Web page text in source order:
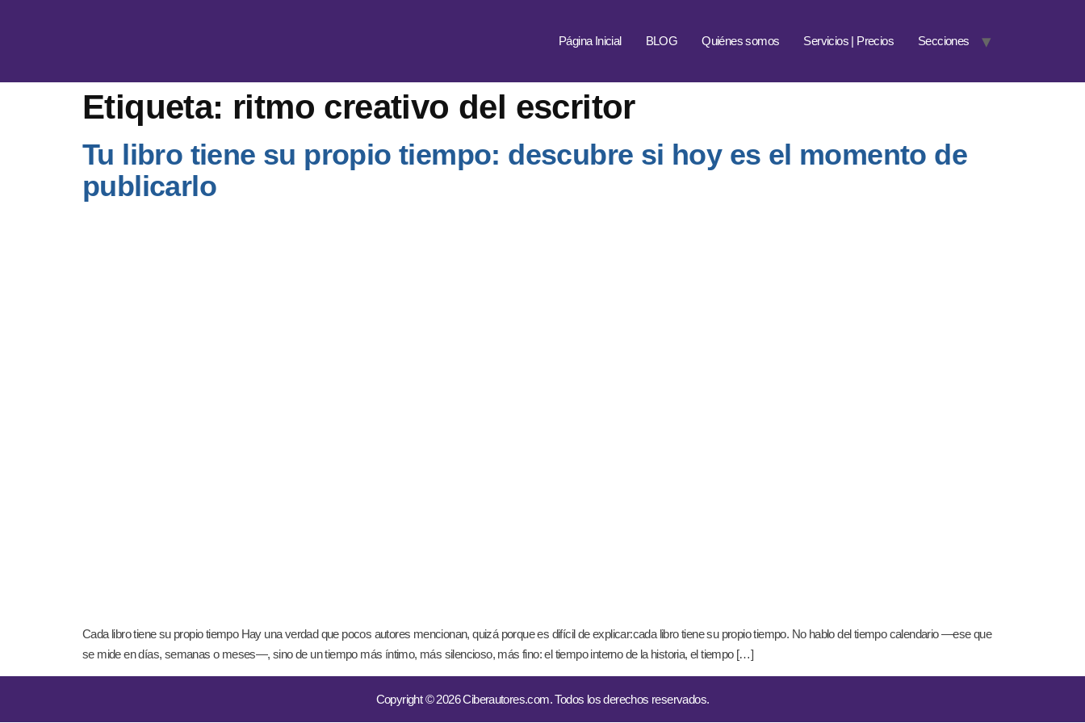
Página Inicial BLOG Quiénes somos Servicios | Precios Secciones
Etiqueta: ritmo creativo del escritor
Tu libro tiene su propio tiempo: descubre si hoy es el momento de
publicarlo
Cada libro tiene su propio tiempo Hay una verdad que pocos autores mencionan, quizá porque es difícil de explicar:cada libro tiene su propio tiempo. No hablo del tiempo calendario —ese que
se mide en días, semanas o meses—, sino de un tiempo más íntimo, más silencioso, más fino: el tiempo interno de la historia, el tiempo […]
Copyright © 2026 Ciberautores.com. Todos los derechos reservados.